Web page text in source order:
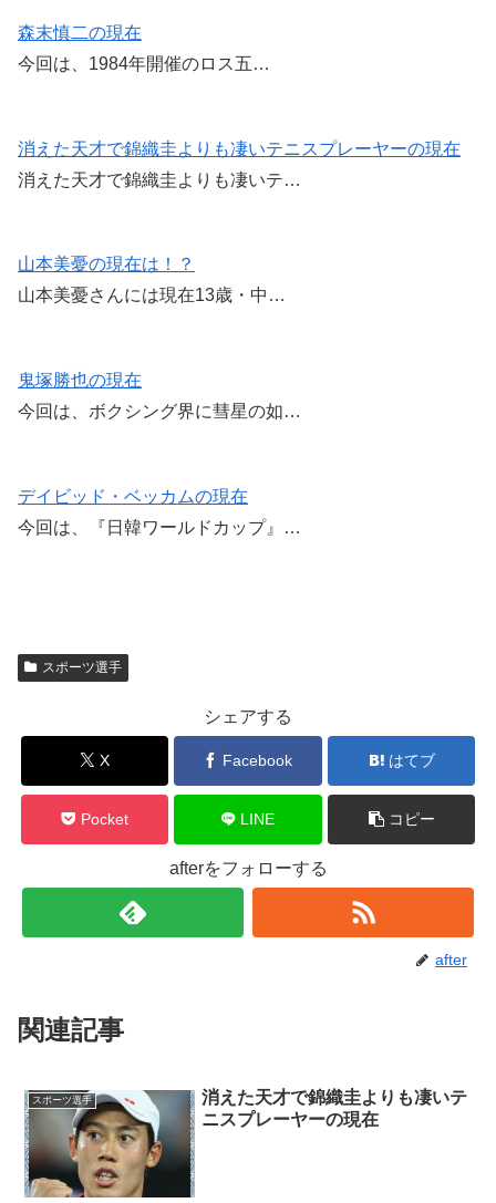
森末慎二の現在
今回は、1984年開催のロス五…
消えた天才で錦織圭よりも凄いテニスプレーヤーの現在
消えた天才で錦織圭よりも凄いテ…
山本美憂の現在は！？
山本美憂さんには現在13歳・中…
鬼塚勝也の現在
今回は、ボクシング界に彗星の如…
デイビッド・ベッカムの現在
今回は、『日韓ワールドカップ』…
スポーツ選手
シェアする
X Facebook はてブ
Pocket LINE コピー
afterをフォローする
after
関連記事
スポーツ選手
消えた天才で錦織圭よりも凄いテ
ニスプレーヤーの現在